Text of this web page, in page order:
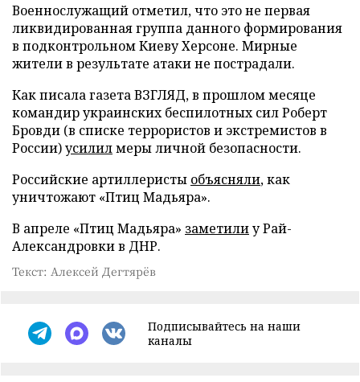
Военнослужащий отметил, что это не первая
ликвидированная группа данного формирования
в подконтрольном Киеву Херсоне. Мирные
жители в результате атаки не пострадали.
Как писала газета ВЗГЛЯД, в прошлом месяце
командир украинских беспилотных сил Роберт
Бровди (в списке террористов и экстремистов в
России)усилилмеры личной безопасности.
Российские артиллеристы объясняли, как
уничтожают «Птиц Мадьяра».
В апреле «Птиц Мадьяра» заметилиу Рай-
Александровки в ДНР.
Текст: Алексей Дегтярёв
Подписывайтесь на наши
каналы